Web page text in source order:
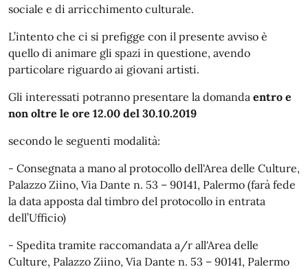
sociale e di arricchimento culturale.
L’intento che ci si prefigge con il presente avviso è
quello di animare gli spazi in questione, avendo
particolare riguardo ai giovani artisti.
Gli interessati potranno presentare la domanda entro e
non oltre le ore 12.00 del 30.10.2019
secondo le seguenti modalità:
- Consegnata a mano al protocollo dell'Area delle Culture,
Palazzo Ziino, Via Dante n. 53 – 90141, Palermo (farà fede
la data apposta dal timbro del protocollo in entrata
dell’Ufficio)
- Spedita tramite raccomandata a/r all'Area delle
Culture, Palazzo Ziino, Via Dante n. 53 – 90141, Palermo